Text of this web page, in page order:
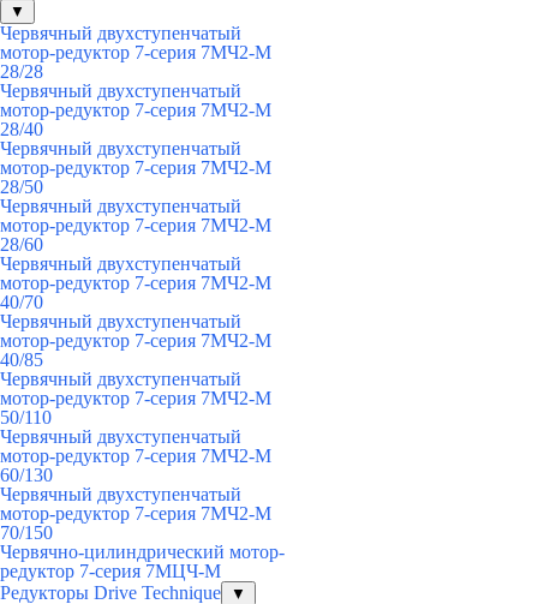
▼
Червячный двухступенчатый
мотор-редуктор 7-серия 7МЧ2-М
28/28
Червячный двухступенчатый
мотор-редуктор 7-серия 7МЧ2-М
28/40
Червячный двухступенчатый
мотор-редуктор 7-серия 7МЧ2-М
28/50
Червячный двухступенчатый
мотор-редуктор 7-серия 7МЧ2-М
28/60
Червячный двухступенчатый
мотор-редуктор 7-серия 7МЧ2-М
40/70
Червячный двухступенчатый
мотор-редуктор 7-серия 7МЧ2-М
40/85
Червячный двухступенчатый
мотор-редуктор 7-серия 7МЧ2-М
50/110
Червячный двухступенчатый
мотор-редуктор 7-серия 7МЧ2-М
60/130
Червячный двухступенчатый
мотор-редуктор 7-серия 7МЧ2-М
70/150
Червячно-цилиндрический мотор-
редуктор 7-серия 7МЦЧ-М
Редукторы Drive Technique
▼